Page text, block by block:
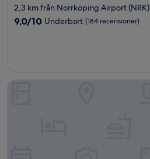
stjärnigt
boende
2,3 km från Norrköping Airport (NRK)
9.0
9,0/10 Underbart (184 recensioner)